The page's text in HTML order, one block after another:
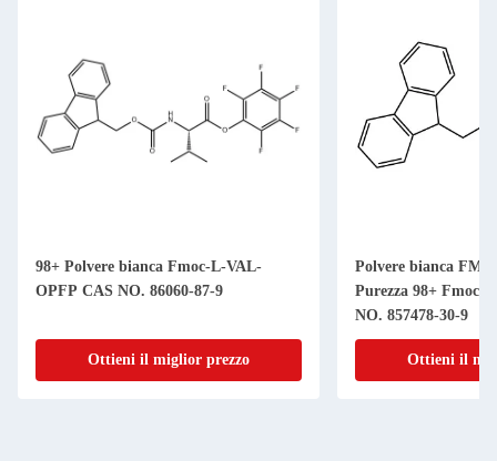
98+ Polvere bianca Fmoc-L-VAL-
OPFP CAS NO. 86060-87-9
Ottieni il miglior prezzo
Polvere bianca
Purezza 98+ Fmoc-
NO. 857478-30-9
Ottieni il